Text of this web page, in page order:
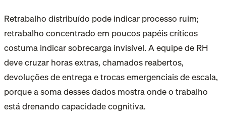
Retrabalho distribuído pode indicar processo ruim;
retrabalho concentrado em poucos papéis críticos
costuma indicar sobrecarga invisível. A equipe de RH
deve cruzar horas extras, chamados reabertos,
devoluções de entrega e trocas emergenciais de escala,
porque a soma desses dados mostra onde o trabalho
está drenando capacidade cognitiva.